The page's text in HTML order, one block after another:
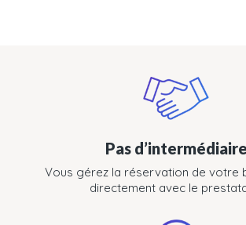
Pas d’intermédiaire
Vous gérez la réservation de votre
directement avec le